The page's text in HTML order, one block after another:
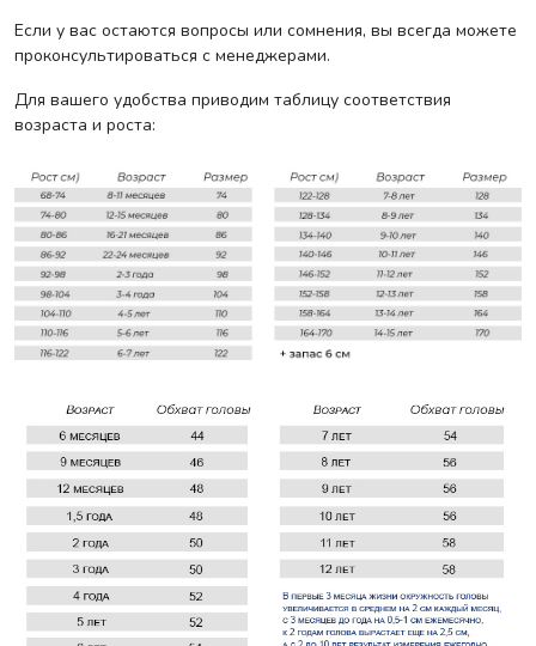
Если у вас остаются вопросы или сомнения, вы всегда можете
проконсультироваться с менеджерами.
Для вашего удобства приводим таблицу соответствия
возраста и роста: